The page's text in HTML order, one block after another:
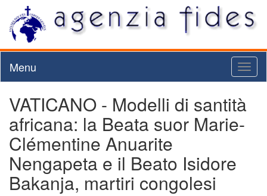
Menu
VATICANO - Modelli di santità
africana: la Beata suor Marie-
Clémentine Anuarite
Nengapeta e il Beato Isidore
Bakanja, martiri congolesi